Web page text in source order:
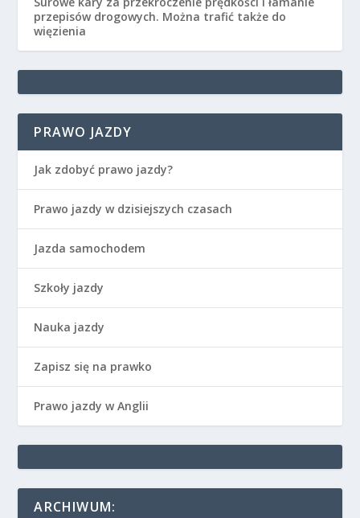
przepisów drogowych. Można trafić także do
więzienia
PRAWO JAZDY
Jak zdobyć prawo jazdy?
Prawo jazdy w dzisiejszych czasach
Jazda samochodem
Szkoły jazdy
Nauka jazdy
Zapisz się na prawko
Prawo jazdy w Anglii
ARCHIWUM: